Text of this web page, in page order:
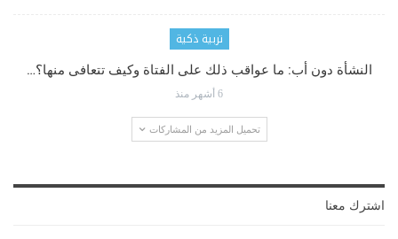
تربية ذكية
النشأة دون أب: ما عواقب ذلك على الفتاة وكيف تتعافى منها؟…
6 أشهر منذ
تحميل المزيد من المشاركات
اشترك معنا